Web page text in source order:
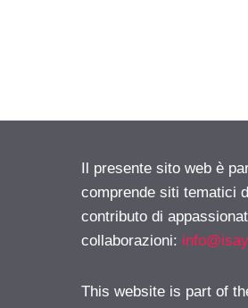
Il presente sito web è
comprende siti tematici
contributo di
collaborazioni:
This website is part of